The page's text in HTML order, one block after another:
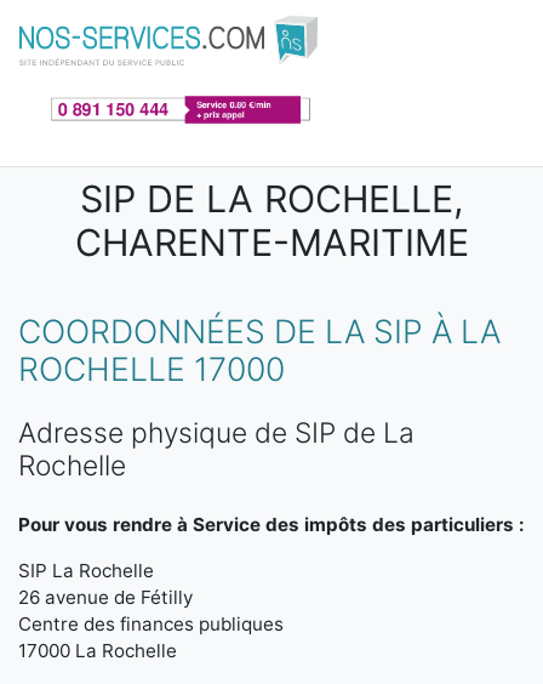
Aller au contenu principal
SIP DE LA ROCHELLE,
CHARENTE-MARITIME
COORDONNÉES DE LA SIP À LA
ROCHELLE 17000
Adresse physique de SIP de La
Rochelle
Pour vous rendre à Service des impôts des particuliers :
SIP La Rochelle
26 avenue de Fétilly
Centre des finances publiques
17000 La Rochelle